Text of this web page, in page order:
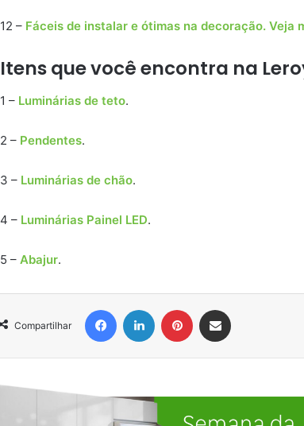
12 – Fáceis de instalar e ótimas na decoração. Veja
Itens que você encontra na
1 – Luminárias de teto.
2 – Pendentes.
3 – Luminárias de chão.
4 – Luminárias Painel LED.
5 – Abajur.
Compartilhar
FacebookLinkedin Pinterest